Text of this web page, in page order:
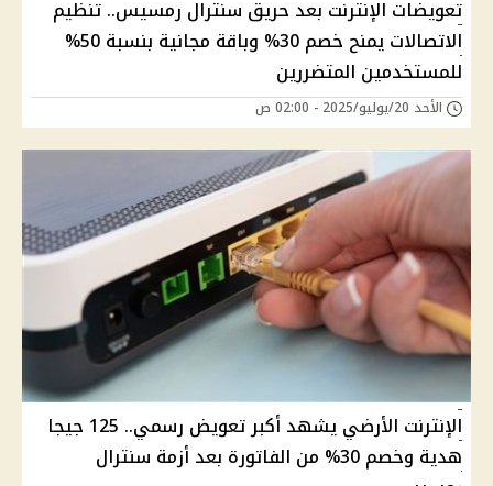
تعويضات الإنترنت بعد حريق سنترال رمسيس.. تنظيم
الاتصالات يمنح خصم 30% وباقة مجانية بنسبة 50%
للمستخدمين المتضررين
الأحد 20/يوليو/2025 - 02:00 ص
الإنترنت الأرضي يشهد أكبر تعويض رسمي.. 125 جيجا
هدية وخصم 30% من الفاتورة بعد أزمة سنترال